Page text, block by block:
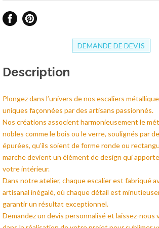
DEMANDE DE DEVIS
Description
Plongez dans l’univers de nos escaliers
uniques façonnées par des artisans passionnés.
Nos créations associent harmonieusement le
nobles comme le bois ou le verre, soulignés par
épurées, qu’ils soient de forme ronde ou
marche devient un élément de design qui
votre intérieur.
Dans notre atelier, chaque escalier est fabriqué
artisanal inégalé, où chaque détail est
garantir un résultat exceptionnel.
Demandez un devis personnalisé et laissez-nous